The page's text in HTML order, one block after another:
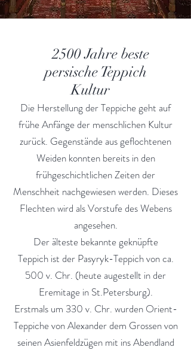
2500 Jahre beste
persische Teppich
Kultur
Die Herstellung der Teppiche geht auf
frühe Anfänge der menschlichen Kultur
zurück. Gegenstände aus geflochtenen
Weiden konnten bereits in den
frühgeschichtlichen Zeiten der
Menschheit nachgewiesen werden. Dieses
Flechten wird als Vorstufe des Webens
angesehen.
Der älteste bekannte geknüpfte
Teppich ist der Pasyryk-Teppich von ca.
500 v. Chr. (heute augestellt in der
Eremitage in St.Petersburg).
Erstmals um 330 v. Chr. wurden Orient-
Teppiche von Alexander dem Grossen von
seinen Asienfeldzügen mit ins Abendland